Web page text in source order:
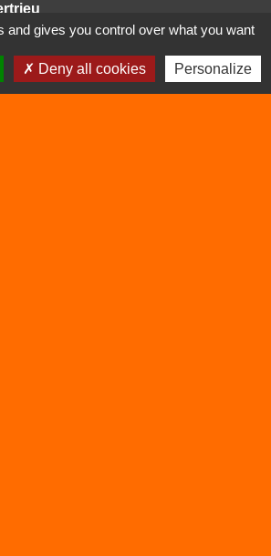
and gives you control over what you want
Deny all cookies Personalize